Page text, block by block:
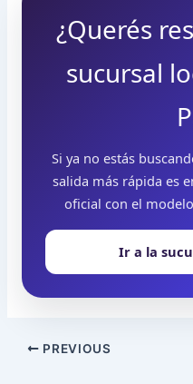
¿Querés
sucursal
Si ya no estás
salida más rápida es
oficial con el
Ir a la
PREVIOUS